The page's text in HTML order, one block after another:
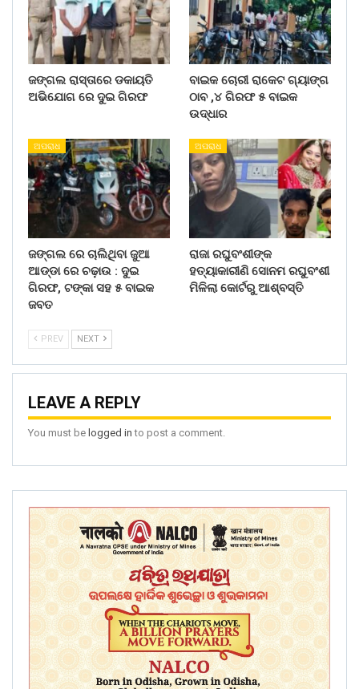
ଜଙ୍ଗଲ ରାସ୍ତାରେ ଡକାୟତି
ଅଭିଯୋଗ ରେ ଦୁଇ ଗିରଫ
ବାଇକ ଚୋରୀ ରାକେଟ ଗ୍ୟାଙ୍ଗ
ଠାବ ,୪ ଗିରଫ ୫ ବାଇକ
ଉଦ୍ଧାର
ଅପରାଧ
ଜଙ୍ଗଲ ରେ ଚାଲିଥିବା ଜୁଆ
ଆଡ୍ଡା ରେ ଚଢ଼ାଉ : ଦୁଇ
ଗିରଫ, ଟଙ୍କା ସହ ୫ ବାଇକ
ଜବତ
ଅପରାଧ
ରାଜା ରଘୁବଂଶୀଙ୍କ
ହତ୍ୟାକାରୀଣି ସୋନମ ରଘୁବଂଶୀ
ମିଳିଲା କୋର୍ଟରୁ ଆଶ୍ବସ୍ତି
PREV NEXT
LEAVE A REPLY
You must be logged in to post a comment.